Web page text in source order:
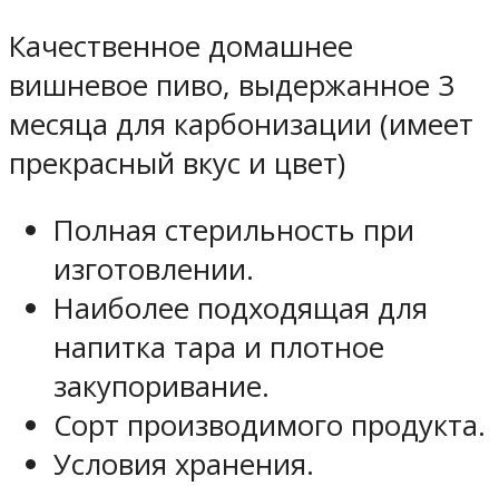
Качественное домашнее
вишневое пиво, выдержанное 3
месяца для карбонизации (имеет
прекрасный вкус и цвет)
Полная стерильность при
изготовлении.
Наиболее подходящая для
напитка тара и плотное
закупоривание.
Сорт производимого продукта.
Условия хранения.